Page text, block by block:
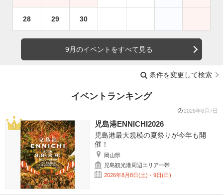
28 29 30
9月のイベントをすべて見る
条件を変更して検索
イベントランキング
2026年8月7日
児島港ENNICHI2026
児島港最大規模の夏祭りが今年も開
催！
岡山県
児島観光港周辺エリア一帯
2026年8月8日(土)・9日(日)